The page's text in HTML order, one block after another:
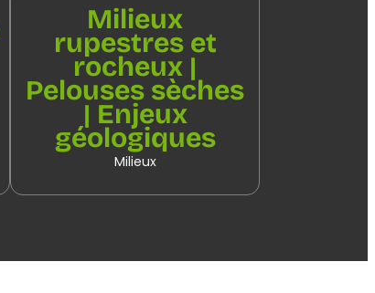
Milieux
rupestres et
rocheux |
Pelouses sèches
| Enjeux
géologiques
Milieux